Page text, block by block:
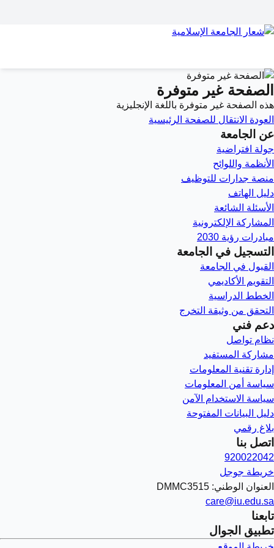
الصفحة غير متوفرة
هذه الصفحة غير متوفرة باللغة الإنجليزية
العودة الانتقال للصفحة الرئيسية
عن الجامعة
جولة افتراضية
الأنظمة واللوائح
منصة جدارات للتوظيف
دليل الهاتف
الأسئلة الشائعة
المشاركة الإلكترونية
مبادرات رؤية 2030
التسجيل في الجامعة
القبول في الجامعة
التقويم الأكاديمي
الخطط الدراسية
التحقق من وثيقة التخرج
دعم فني
نظام تواصل
مشاركة المستفيد
إدارة تقنية المعلومات
سياسة أمن المعلومات
سياسة الاستخدام الآمن
دليل البيانات المفتوحة
بلاغ رقمي
اتصل بنا
920022042
خريطة جوجل
العنوان الوطني: DMMC3515
care@iu.edu.sa
تابعنا
تطبيق الجوال